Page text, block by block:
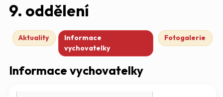
9. oddělení
Aktuality
Informace
vychovatelky
Fotogalerie
Informace vychovatelky